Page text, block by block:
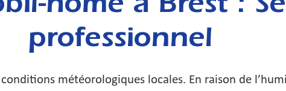
home à Brest :
professionnel
météorologiques locales. En raison de